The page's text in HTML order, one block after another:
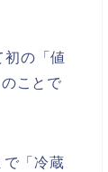
の「値
ことで
「冷蔵